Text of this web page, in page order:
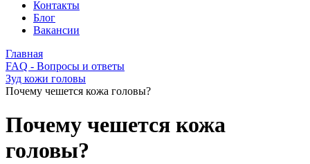
Контакты
Блог
Вакансии
Главная
FAQ - Вопросы и ответы
Зуд кожи головы
Почему чешется кожа головы?
Почему чешется кожа
головы?